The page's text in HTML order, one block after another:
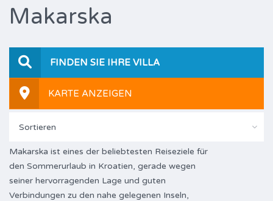
Makarska
FINDEN SIE IHRE VILLA
KARTE ANZEIGEN
Sortieren
Makarska ist eines der beliebtesten Reiseziele für
den Sommerurlaub in Kroatien, gerade wegen
seiner hervorragenden Lage und guten
Verbindungen zu den nahe gelegenen Inseln,